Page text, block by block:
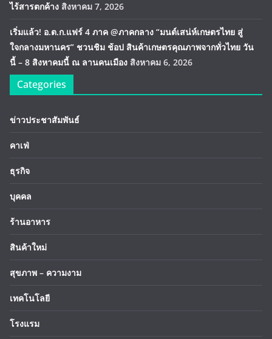
ไร้สารตกค้าง สิงหาคม 7, 2026
เริ่มแล้ว! อ.ต.ก.แฟร์ 4 ภาค @ภาคกลาง “มนต์เสน่ห์เกษตรไทย สู่
ใจกลางมหานคร” ชวนชิม ช้อป สินค้าเกษตรคุณภาพจากทั่วไทย วัน
นี้ – 8 สิงหาคมนี้ ณ ลานคนเมือง สิงหาคม 6, 2026
Categories
ข่าวประชาสัมพันธ์
คาเฟ่
ธุรกิจ
บุคคล
ร้านอาหาร
สินค้าใหม่
สุขภาพ – ความงาม
เทคโนโลยี
โรงแรม